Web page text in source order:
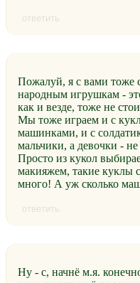
ответить
Пожалуй, я с вами тоже
народным игрушкам -
как и везде, тоже не
Мы тоже играем и с
машинками, и с
мальчики, а девочки -
Просто из кукол
макияжем, такие куклы
много! А уж сколько
ответить
Ну - с, начнё м.я.